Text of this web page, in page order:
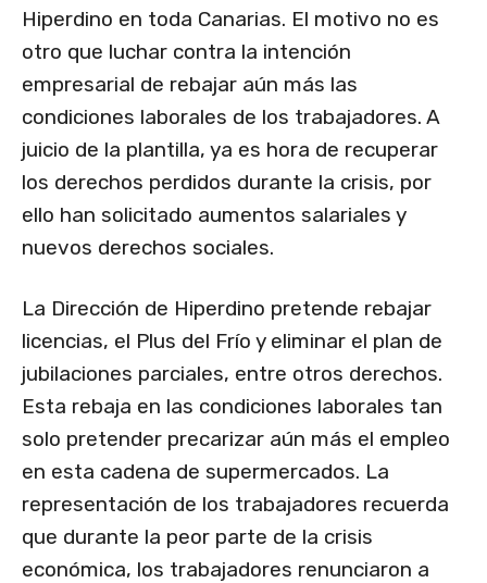
Hiperdino en toda Canarias. El motivo no es
otro que luchar contra la intención
empresarial de rebajar aún más las
condiciones laborales de los trabajadores. A
juicio de la plantilla, ya es hora de recuperar
los derechos perdidos durante la crisis, por
ello han solicitado aumentos salariales y
nuevos derechos sociales.
La Dirección de Hiperdino pretende rebajar
licencias, el Plus del Frío y eliminar el plan de
jubilaciones parciales, entre otros derechos.
Esta rebaja en las condiciones laborales tan
solo pretender precarizar aún más el empleo
en esta cadena de supermercados. La
representación de los trabajadores recuerda
que durante la peor parte de la crisis
económica, los trabajadores renunciaron a